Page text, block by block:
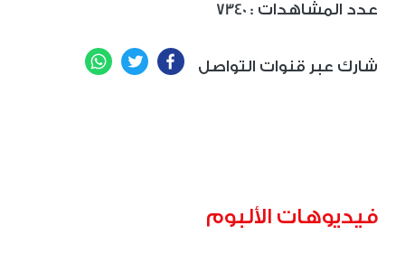
7340 : عدد المشاهدات
شارك عبر قنوات التواصل Facebook
Twitter
فيديوهات الألبوم